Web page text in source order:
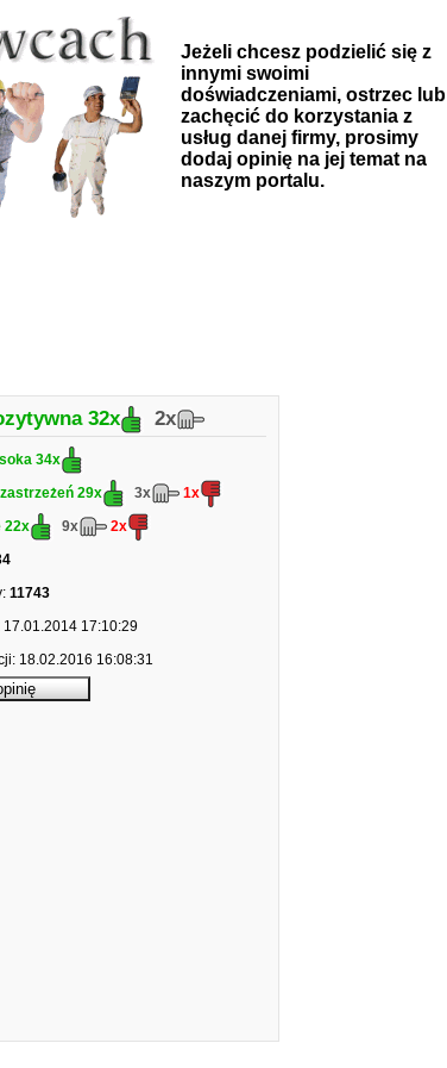
Jeżeli chcesz podzielić się z
innymi swoimi
doświadczeniami, ostrzec lub
zachęcić do korzystania z
usług danej firmy, prosimy
dodaj opinię na jej temat na
naszym portalu.
32x 2x
34x
29x 3x
1x
22x 9x
2x
11743
17.01.2014 17:10:29
18.02.2016 16:08:31